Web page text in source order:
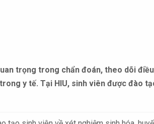
trọng trong chẩn đoán, theo dõi
y tế. Tại HIU, sinh viên được đào